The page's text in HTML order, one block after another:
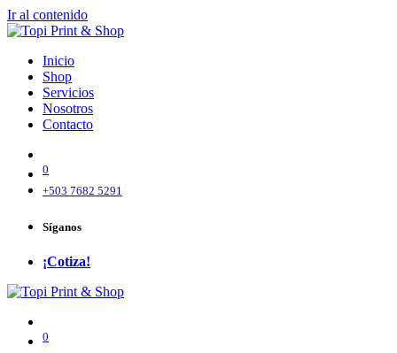
Ir al contenido
Inicio
Shop
Servicios
Nosotros
Contacto
0
+503 7682 5291
Síganos
¡Cotiza!
0